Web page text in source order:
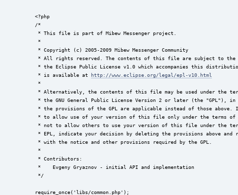
<?php
/*
* This file is part of Mibew Messenger project.
*
* Copyright (c) 2005-2009 Mibew Messenger Community
* All rights reserved. The contents of this file are subject to the
* the Eclipse Public License v1.0 which accompanies this
* is available at
http://www.eclipse.org/legal/epl-v10.html
*
* Alternatively, the contents of this file may be used under the
* the GNU General Public License Version 2 or later (the "GPL"), in
* the provisions of the GPL are applicable instead of those above.
* to allow use of your version of this file only under the terms of
* not to allow others to use your version of this file under the
* EPL, indicate your decision by deleting the provisions above and
* with the notice and other provisions required by the GPL.
*
* Contributors:
*    Evgeny Gryaznov - initial API and implementation
*/
require_once('libs/common.php');